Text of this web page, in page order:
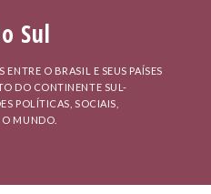
Sul
O BRASIL E SEUS PAÍSES
DO CONTINENTE SUL-
POLÍTICAS, SOCIAIS,
MUNDO.